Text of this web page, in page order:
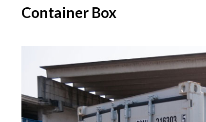
Container Box